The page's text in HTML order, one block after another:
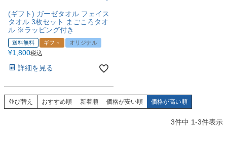
(ギフト) ガーゼタオル フェイス
タオル 3枚セット まごころタオ
ル ※ラッピング付き
送料無料 ギフト オリジナル
¥1,800税込
詳細を見る
並び替え おすすめ順 新着順 価格が安い順 価格が高い順
3件中 1-3件表示